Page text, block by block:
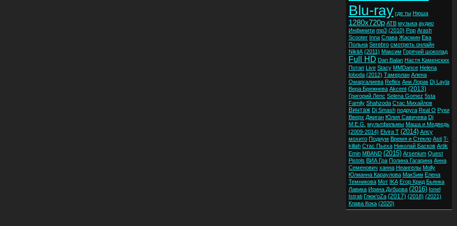
Blu-ray где ты Нюша
1280x720p ATB музыка аудио
Инфинити mp3 (2010) Pop Arash
Scooter Inna Слава Жасмин Ева
Польна Serebro смотреть онлайн
NikitA (2011) Максим Горячий шоколад
Full HD Dan Balan Настя Каменских
Потап Live Stacy MMDance Helena
loboda (2012) Тамерлан Алена
Омаргалиева Reflex Ани Лорак Dj Layla
Вера Брежнева Akcent (2013)
Григорий Лепс Selena Gomez 5sta
Family Shahzoda Стас Михайлов
Винтаж Dj Smash подруга Real O Руки
Вверх Джиган Юлия Савичева Dj
M.E.G. мультфильмы Маша и Медведь
(2009-2014) Elvira T (2014) Алсу
мохито Подиум Время и Стекло Asti T-
killah Стас Пьеха Николай Басков Artik
Emin MBAND (2015) Arsenium Quest
Pistols ВИА Гра Полина Гагарина Анна
Семенович ханна Неангелы Molly
Юлианна Караулова МакSим Елена
Темникова Мот IKA Егор Крид Бьянка
Лавика Ирина Дубцова (2016) Ionel
Istrati Глюк'oZa (2017) (2018) (2021)
Клава Кока (2020)